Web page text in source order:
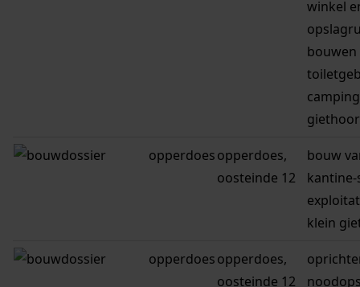
winkel
bouwen
opperdoesopperdoes,
oosteinde 12
bouw
klein
opperdoesopperdoes,
oosteinde 12